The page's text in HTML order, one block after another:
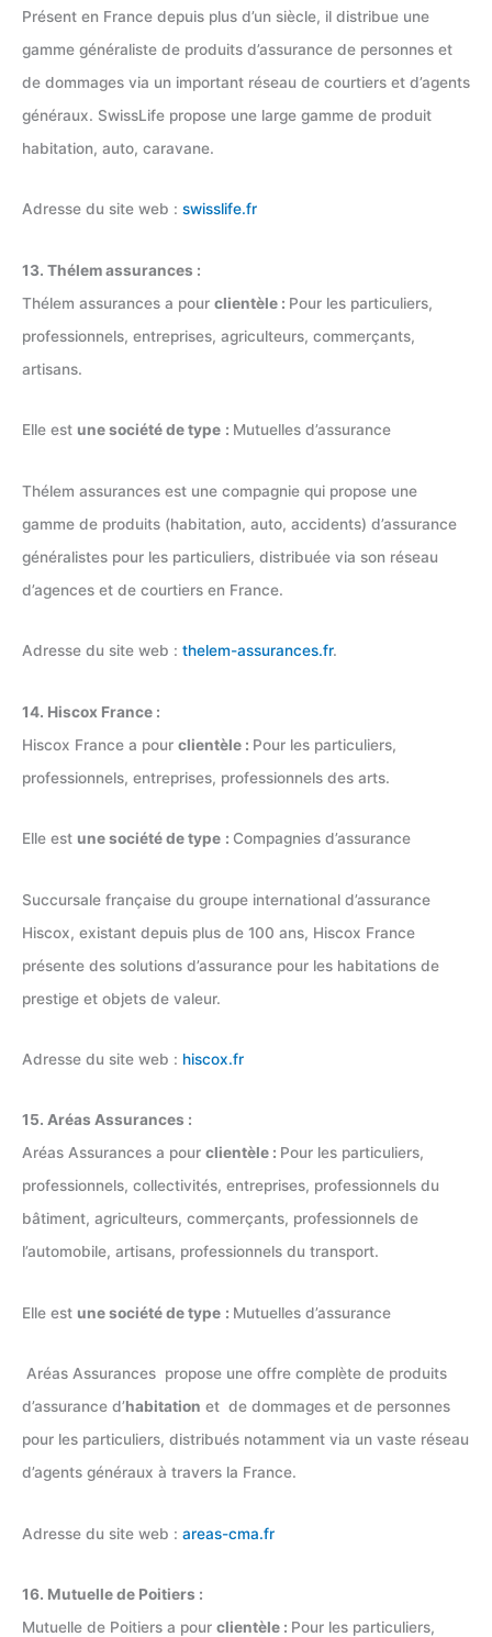
Présent en France depuis plus d’un siècle, il distribue une
gamme généraliste de produits d’assurance de personnes et
de dommages via un important réseau de courtiers et d’agents
généraux. SwissLife propose une large gamme de produit
habitation, auto, caravane.
Adresse du site web : swisslife.fr
13. Thélem assurances :
Thélem assurances a pour clientèle : Pour les particuliers,
professionnels, entreprises, agriculteurs, commerçants,
artisans.
Elle est une société de type : Mutuelles d’assurance
Thélem assurances est une compagnie qui propose une
gamme de produits (habitation, auto, accidents) d’assurance
généralistes pour les particuliers, distribuée via son réseau
d’agences et de courtiers en France.
Adresse du site web : thelem-assurances.fr.
14. Hiscox France :
Hiscox France a pour clientèle : Pour les particuliers,
professionnels, entreprises, professionnels des arts.
Elle est une société de type : Compagnies d’assurance
Succursale française du groupe international d’assurance
Hiscox, existant depuis plus de 100 ans, Hiscox France
présente des solutions d’assurance pour les habitations de
prestige et objets de valeur.
Adresse du site web : hiscox.fr
15. Aréas Assurances :
Aréas Assurances a pour clientèle : Pour les particuliers,
professionnels, collectivités, entreprises, professionnels du
bâtiment, agriculteurs, commerçants, professionnels de
l’automobile, artisans, professionnels du transport.
Elle est une société de type : Mutuelles d’assurance
Aréas Assurances propose une offre complète de produits
d’assurance d’habitation et de dommages et de personnes
pour les particuliers, distribués notamment via un vaste réseau
d’agents généraux à travers la France.
Adresse du site web : areas-cma.fr
16. Mutuelle de Poitiers :
Mutuelle de Poitiers a pour clientèle : Pour les particuliers,